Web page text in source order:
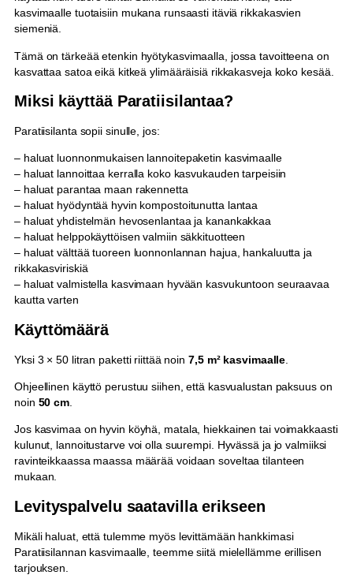
kasvimaalle tuotaisiin mukana runsaasti itäviä rikkakasvien
siemeniä.
Tämä on tärkeää etenkin hyötykasvimaalla, jossa tavoitteena on
kasvattaa satoa eikä kitkeä ylimääräisiä rikkakasveja koko kesää.
Miksi käyttää Paratiisilantaa?
Paratiisilanta sopii sinulle, jos:
– haluat luonnonmukaisen lannoitepaketin kasvimaalle
– haluat lannoittaa kerralla koko kasvukauden tarpeisiin
– haluat parantaa maan rakennetta
– haluat hyödyntää hyvin kompostoitunutta lantaa
– haluat yhdistelmän hevosenlantaa ja kanankakkaa
– haluat helppokäyttöisen valmiin säkkituotteen
– haluat välttää tuoreen luonnonlannan hajua, hankaluutta ja
rikkakasviriskiä
– haluat valmistella kasvimaan hyvään kasvukuntoon seuraavaa
kautta varten
Käyttömäärä
Yksi 3 × 50 litran paketti riittää noin 7,5 m² kasvimaalle
Ohjeellinen käyttö perustuu siihen, että kasvualustan paksuus on
noin 50 cm
Jos kasvimaa on hyvin köyhä, matala, hiekkainen tai voimakkaasti
kulunut, lannoitustarve voi olla suurempi. Hyvässä ja jo valmiiksi
ravinteikkaassa maassa määrää voidaan soveltaa tilanteen
mukaan.
Levityspalvelu saatavilla erikseen
Mikäli haluat, että tulemme myös levittämään hankkimasi
Paratiisilannan kasvimaalle, teemme siitä mielellämme erillisen
tarjouksen.